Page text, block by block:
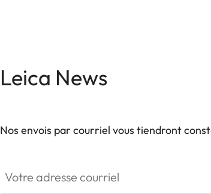
Leica News
Nos envois par courriel vous tiendront